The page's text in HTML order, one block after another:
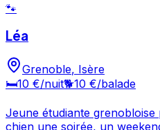
🐾
Léa
Grenoble, Isère
🛏️10 €/nuit🐕10 €/balade
Jeune étudiante
chien une soirée, un